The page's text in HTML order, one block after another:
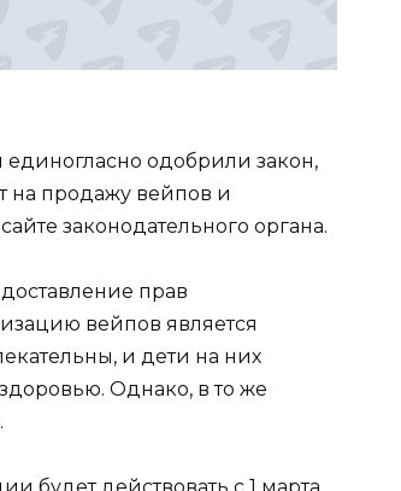
одобрили закон,
на продажу вейпов и
законодательного органа.
прав
вейпов является
и дети на них
Однако, в то же